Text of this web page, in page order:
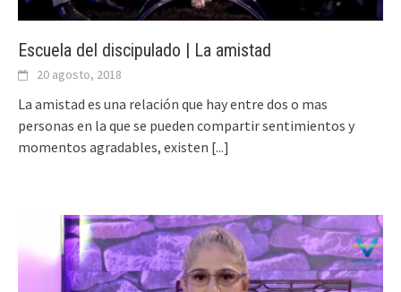
Escuela del discipulado | La amistad
20 agosto, 2018
La amistad es una relación que hay entre dos o mas
personas en la que se pueden compartir sentimientos y
momentos agradables, existen [...]